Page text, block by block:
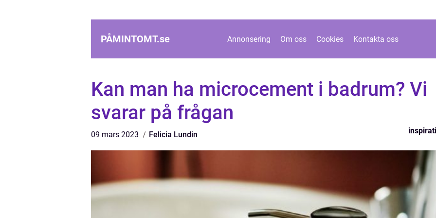
PÅMINTOMT.se Annonsering Om oss Cookies Kontakta oss
Kan man ha microcement i badrum? Vi
svarar på frågan
09 mars 2023 Felicia Lundin